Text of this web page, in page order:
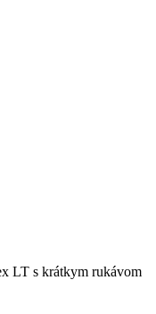
LT s krátkym rukávom